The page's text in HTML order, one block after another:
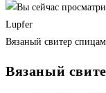
Вязаный свитер
Вязаный